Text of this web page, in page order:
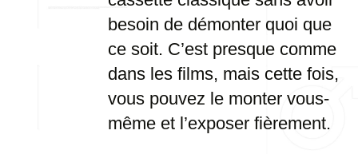
besoin de démonter quoi que
ce soit. C’est presque comme
dans les films, mais cette fois,
vous pouvez le monter vous-
même et l’exposer fièrement.